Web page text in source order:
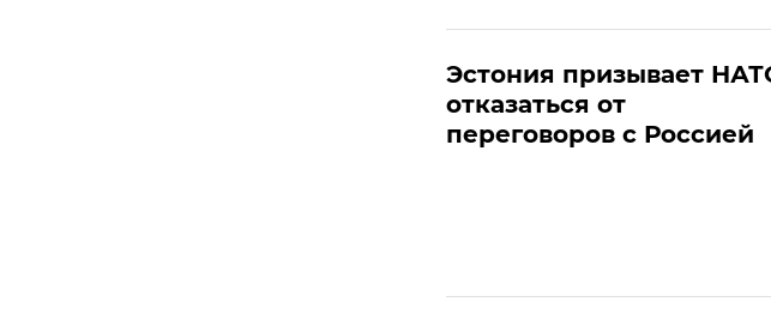
Эстония призывает
отказаться от
переговоров с Россией